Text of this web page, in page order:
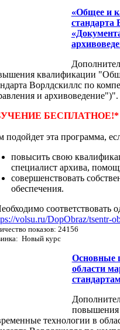
«Общее и
стандарта
квалификации
Ворлдскиллс по
и архивоведение")".
БЕСПЛАТНОЕ!*
подойдет эта программа,
повысить свою
специалист архива,
совершенствовать
обеспечения.
соответствовать
volsu.ru/DopObraz/tsentr-
показов: 24156
Новый курс
Основные
области
технологии в